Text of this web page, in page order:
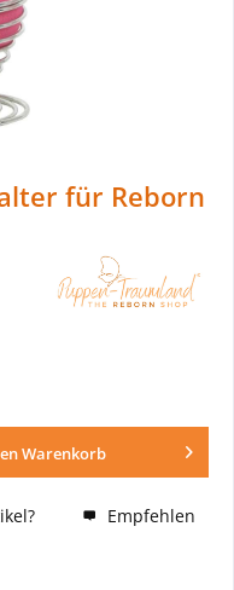
für Reborn
Warenkorb
Empfehlen